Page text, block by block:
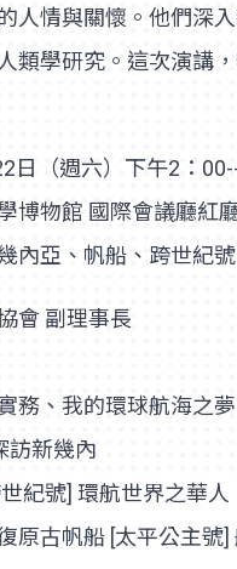
人情與關懷。他們深
類學研究。這次演講
日（週六）下午2：
博物館 國際會議廳紅
內亞、帆船、跨世紀
會 副理事長
務、我的環球航海之夢
訪新幾內
紀號] 環航世界之華人
原古帆船 [太平公主號]